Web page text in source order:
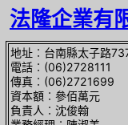
法隆企業有
地址︰台南縣太子路
電話︰(06)2728111
傳真︰(06)2721699
資本額︰參佰萬元
負責人︰沈俊翰